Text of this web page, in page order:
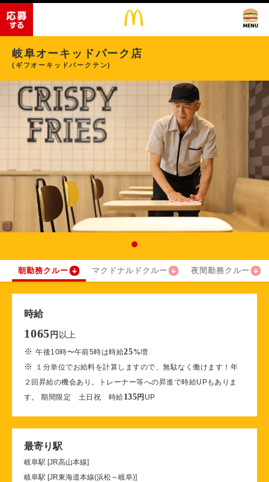
岐阜オーキッドパーク店
(ギフオーキッドパークテン)
朝勤務クルー マクドナルドクルー 夜間勤務クルー
時給
1065 円 以上
※午後10時〜午前5時は時給25%増
※
１分単位でお給料を計算しますので、無駄なく働けます！年
２回昇給の機会あり。トレーナー等への昇進で時給UPもありま
す。 期間限定 土日祝 時給135円 UP
最寄り駅
岐阜駅 [JR高山本線]
岐阜駅 [JR東海道本線(浜松～岐阜)]